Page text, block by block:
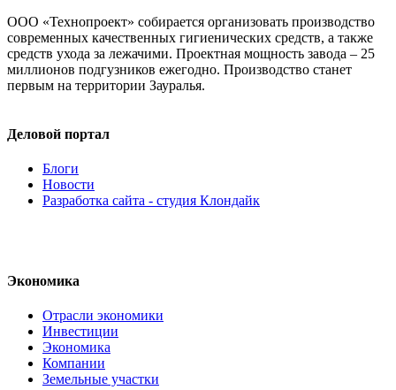
ООО «Технопроект» собирается организовать производство
современных качественных гигиенических средств, а также
средств ухода за лежачими. Проектная мощность завода – 25
миллионов подгузников ежегодно. Производство станет
первым на территории Зауралья.
Деловой портал
Блоги
Новости
Разработка сайта - студия Клондайк
Экономика
Отрасли экономики
Инвестиции
Экономика
Компании
Земельные участки